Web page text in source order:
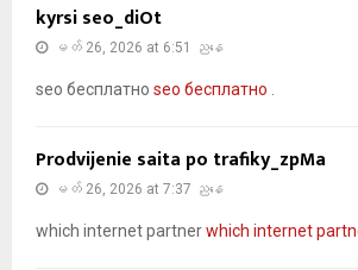
kyrsi seo_diOt
မတ် 26, 2026 at 6:51 ညနေ
seo бесплатно seo бесплатно
Prodvijenie saita po trafiky_zpMa
မတ် 26, 2026 at 7:37 ညနေ
which internet partnerwhich internet